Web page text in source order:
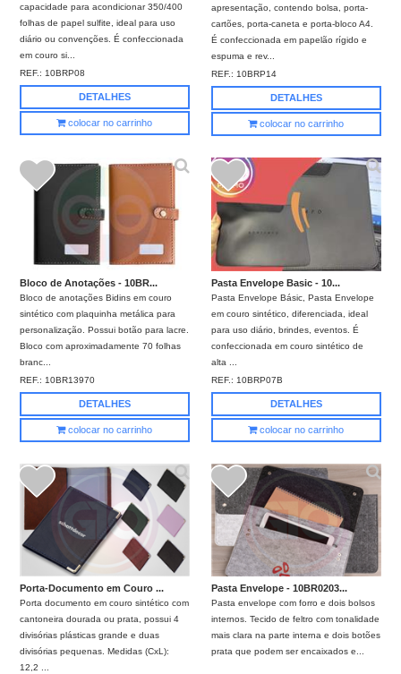
capacidade para acondicionar 350/400
folhas de papel sulfite, ideal para uso
diário ou convenções. É confeccionada
em couro si...
REF.:10BRP08
DETALHES
colocar no carrinho
apresentação, contendo bolsa, porta-
cartões, porta-caneta e porta-bloco A4.
É confeccionada em papelão rígido e
espuma e rev...
REF.: 10BRP14
DETALHES
colocar no carrinho
Bloco de Anotações - 10BR...
Bloco de anotações Bidins em couro
sintético com plaquinha metálica para
personalização. Possui botão para lacre.
Bloco com aproximadamente 70 folhas
branc...
REF.: 10BR13970
DETALHES
colocar no carrinho
Pasta Envelope Basic - 10...
Pasta Envelope Básic, Pasta Envelope
em couro sintético, diferenciada, ideal
para uso diário, brindes, eventos. É
confeccionada em couro sintético de
alta ...
REF.: 10BRP07B
DETALHES
colocar no carrinho
Porta-Documento em Couro ...
Porta documento em couro sintético com
cantoneira dourada ou prata, possui 4
divisórias plásticas grande e duas
divisórias pequenas. Medidas (CxL):
12,2 ...
Pasta Envelope - 10BR0203...
Pasta envelope com forro e dois bolsos
internos. Tecido de feltro com tonalidade
mais clara na parte interna e dois botões
prata que podem ser encaixados e...